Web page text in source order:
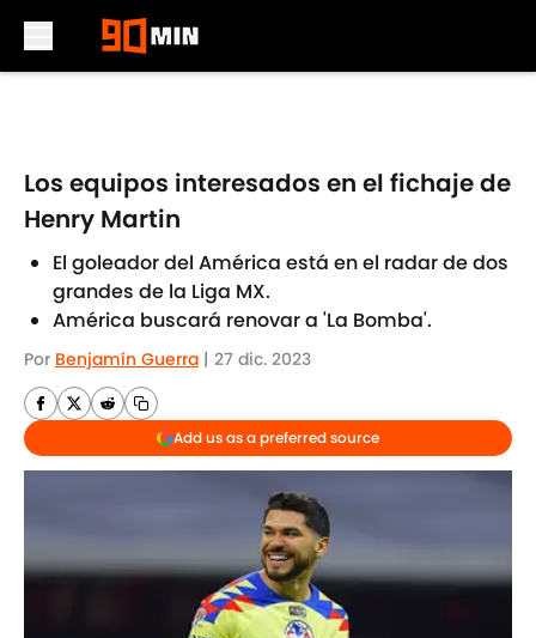
Los equipos interesados en el fichaje de
Henry Martin
El goleador del América está en el radar de dos
grandes de la Liga MX.
América buscará renovar a 'La Bomba'.
Por Benjamín Guerra | 27 dic. 2023
Add us as a preferred source